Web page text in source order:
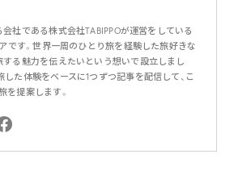
会社である株式会社TABIPPOが運営をしている
アです。世界一周のひとり旅を経験した旅好きな
する魅力を伝えたいという想いで設立しまし
した体験をベースに1つずつ記事を配信して、こ
を提案します。